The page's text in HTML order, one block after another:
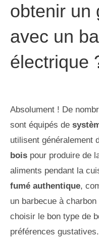
obtenir un
avec un
électrique
Absolument ! De
sont équipés de
utilisent généralement
bois pour produire de
aliments pendant la
fumé authentique,
un barbecue à
choisir le bon type de
préférences